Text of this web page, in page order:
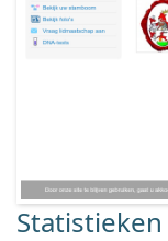
Statistieken